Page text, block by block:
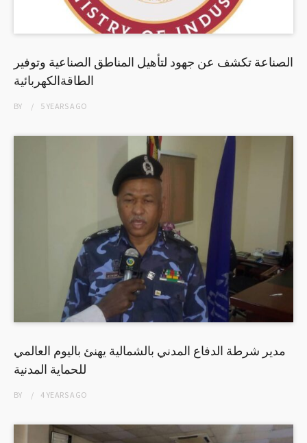
الصناعة تكشف عن جهود لتأهيل المناطق الصناعية وتوفير
الطاقةالكهربائية
BY 5 YEARSAGO
مدير شرطة الدفاع المدني بالشمالية يهنئ باليوم العالمي
للحماية المدنية
BY 4 YEARSAGO